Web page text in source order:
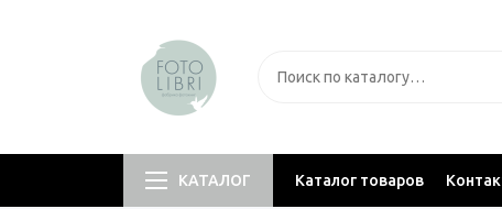
КАТАЛОГ Каталог товаров